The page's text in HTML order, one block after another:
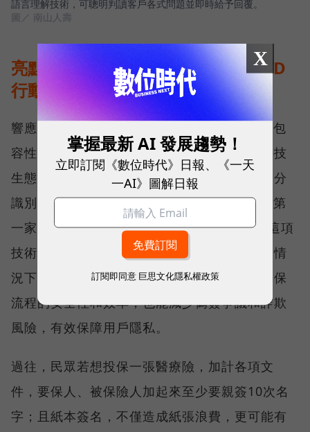
語言理解技術，可聰明判讀客戶各式問題並即時給予回覆。
圖／ 南山人壽
亮點三：領先同業，首創金融Fast-ID
行動投保
響應金管會金融科技發展路徑圖
，實現更具包
容性、公平性、永續性及與國際接軌的金融科技
生態環境，南山人壽今年首創導入金融行動身分
識別標準化機制
技術於行動投保，成為國內第
一家採用金融Fast-ID行動投保的保險公司。這項
技術，讓保戶能夠在完全不帶任何實體證件的情
況下，也能快速安全地完成投保，不僅提高投保
流程的安全性和效率，也能減少偽簽爭議和詐欺
風險，有效保障用戶隱私。
過往，民眾若想投保一張醫療險，加計各項文
件，要保人、被保險人加起來至少要親簽10次名
字；且紙本簽名，不僅造成紙張浪費，更可能有
X
掌握最新 AI 發展趨勢！
立即訂閱《數位時代》日報、《一天
一AI》圖解日報
訂閱即同意 巨思文化隱私權政策